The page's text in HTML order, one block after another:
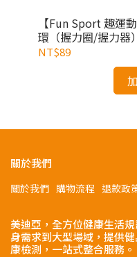
【Fun Sport 趣運
環（握力圈/握力器）
NT$89
關於我們
關於我們 購物流程 退款政
美迪亞，全方位健康生活
身需求到大型場域，提供
康檢測，一站式整合服務。